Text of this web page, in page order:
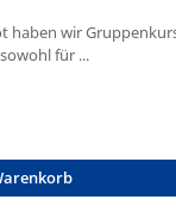
haben wir
für ...